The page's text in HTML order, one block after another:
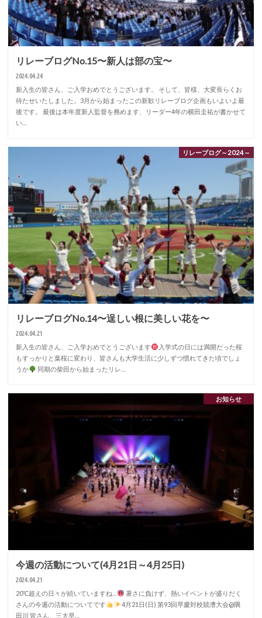
リレーブログNo.15〜新人は部の宝〜
2024.04.24
新入生の皆さん、ご入学おめでとうございます。 そして、皆様、大変長らくお
待たせいたしました。3月から始まったこの新歓リレーブログ企画もいよいよ最
後です。 最後は本年度新人監督を務めます、リーダー4年の横田圭祐が書かせて
い…
リレーブログ～2024～
リレーブログNo.14〜逞しい根に美しい花を〜
2024.04.21
新入生の皆さん、ご入学おめでとうございます
入学式の日には満開だった桜
もすっかりと葉桜に変わり、皆さんも大学生活に少しずつ慣れてきた頃でしょ
うか
同期の柴田から始まったリレ…
お知らせ
今週の活動について(4月21日～4月25日)
2024.04.21
20℃超えの日々が続いていますね…
暑さに負けず、熱いイベントが盛りだく
さんの今週の活動についてです
4月21日(日) 第93回早慶対校競漕大会@隅
田川 皆さん、三大早…